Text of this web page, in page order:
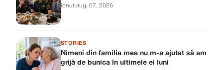
ionut·aug. 07, 2026
STORIES
Nimeni din familia mea nu m-a ajutat să am
grijă de bunica în ultimele ei luni